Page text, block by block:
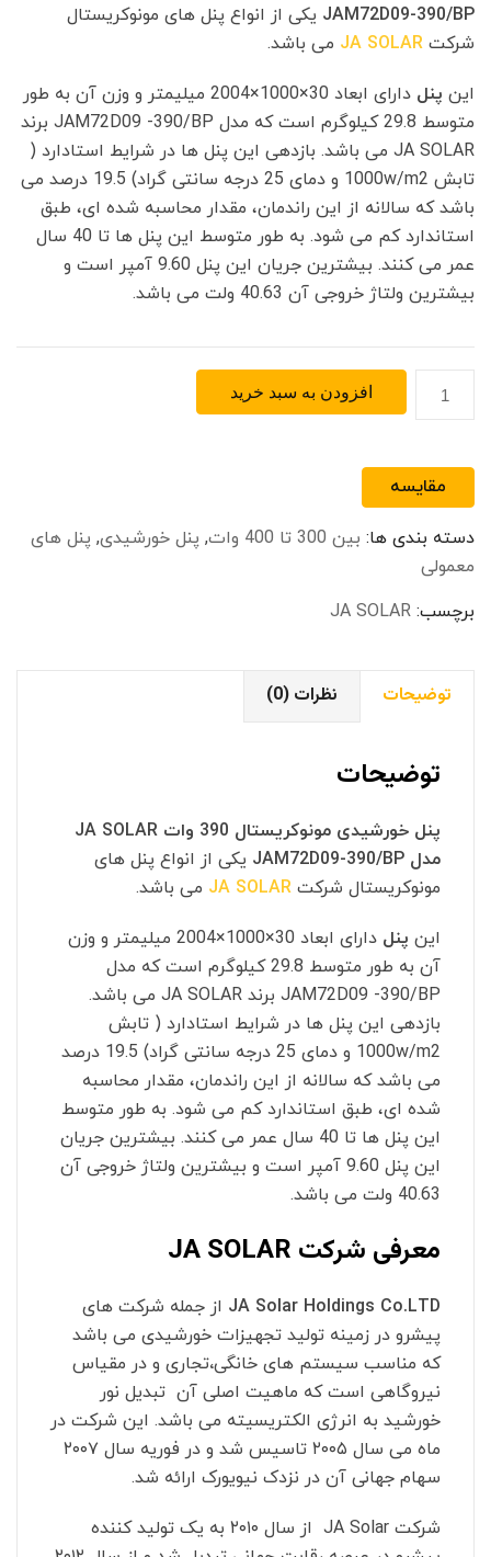
JAM72D09-390/BP یکی از انواع پنل های مونوکریستال
شرکت JA SOLAR می باشد.
این پنل
دارای ابعاد 30×1000×2004 میلیمتر و وزن آن به طور
متوسط 29.8 کیلوگرم است که مدل JAM72D09 -390/BP برند
JA SOLAR می باشد. بازدهی این پنل ها در شرایط استادارد (
تابش 1000w/m2 و دمای 25 درجه سانتی گراد) 19.5 درصد می
باشد که سالانه از این راندمان، مقدار محاسبه شده ای، طبق
استاندارد کم می شود. به طور متوسط این پنل ها تا 40 سال
عمر می کنند. بیشترین جریان این پنل 9.60 آمپر است و
بیشترین ولتاژ خروجی آن 40.63 ولت می باشد.
خورشیدی
390
SOLAR
JAM72D09-
عدد
افزودن به سبد خرید
مقایسه
دسته بندی ها: بین 300 تا 400 وات , پنل خورشیدی, پنل های
معمولی
برچسب: JA SOLAR
توضیحات نظرات (0)
توضیحات
پنل خورشیدی مونوکریستال 390 وات JA SOLAR
مدل JAM72D09-390/BP
یکی از انواع پنل های
مونوکریستال شرکت JA SOLAR می باشد.
این پنل
دارای ابعاد 30×1000×2004 میلیمتر و وزن
آن به طور متوسط 29.8 کیلوگرم است که مدل
JAM72D09 -390/BP برند JA SOLAR می باشد.
بازدهی این پنل ها در شرایط استادارد ( تابش
1000w/m2 و دمای 25 درجه سانتی گراد) 19.5 درصد
می باشد که سالانه از این راندمان، مقدار محاسبه
شده ای، طبق استاندارد کم می شود. به طور متوسط
این پنل ها تا 40 سال عمر می کنند. بیشترین جریان
این پنل 9.60 آمپر است و بیشترین ولتاژ خروجی آن
40.63 ولت می باشد.
معرفی شرکت JA SOLAR
JA Solar Holdings Co.LTD از جمله شرکت های
پیشرو در زمینه تولید تجهیزات خورشیدی می باشد
که مناسب سیستم های خانگی،تجاری و در مقیاس
نیروگاهی است که ماهیت اصلی آن تبدیل نور
خورشید به انرژی الکتریسیته می باشد. این شرکت در
ماه می سال ۲۰۰۵ تاسیس شد و در فوریه سال ۲۰۰۷
سهام جهانی آن در نزدک نیویورک ارائه شد.
شرکت JA Solar از سال ۲۰۱۰ به یک تولید کننده